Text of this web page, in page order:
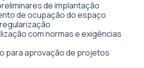
de implantação
de ocupação do espaço
com normas e exigências
para aprovação de projetos